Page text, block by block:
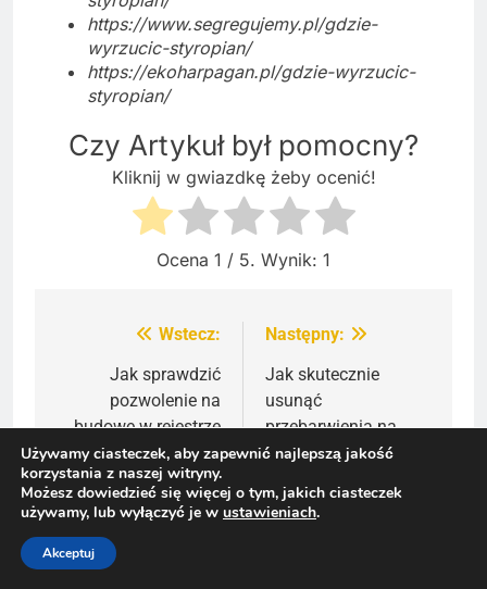
https://www.segregujemy.pl/gdzie-
wyrzucic-styropian/
https://ekoharpagan.pl/gdzie-wyrzucic-
styropian/
Czy Artykuł był pomocny?
Kliknij w gwiazdkę żeby ocenić!
Ocena 1 / 5. Wynik: 1
Nawigacja
wpisu
Wstecz:
Jak sprawdzić
pozwolenie na
budowę w rejestrze
publicznym?
Praktyczny poradnik
2025
Następny:
Jak skutecznie
usunąć
przebarwienia na
meblach i przywrócić
Używamy ciasteczek, aby zapewnić najlepszą jakość
korzystania z naszej witryny.
Możesz dowiedzieć się więcej o tym, jakich ciasteczek
używamy, lub wyłączyć je w ustawieniach.
Akceptuj